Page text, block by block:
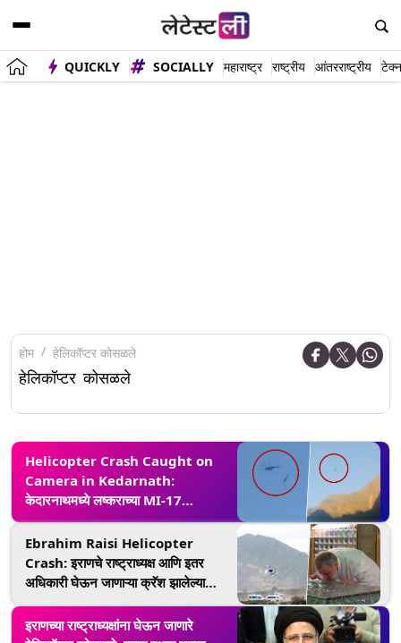
QUICKLY SOCIALLY महाराष्ट्र राष्ट्रीय आंतरराष्ट्रीय
होम हेलिकॉप्टर कोसळले
हेलिकॉप्टर कोसळले
Helicopter Crash Caught on
Camera in Kedarnath:
केदारनाथमध्ये लष्कराच्या MI-17
हेलिकॉप्टर कोसळले,अपघाताचा थरार
व्हिडिओ व्हायरल
Ebrahim Raisi Helicopter
Crash: इराणचे राष्ट्राध्यक्ष आणि इतर
अधिकारी घेऊन जाणाऱ्या क्रॅश झालेल्या
हेलिकॉप्टरचा शोध घेत असताना तीन बचाव
कर्मचारी बेपत्ता
इराणच्या राष्ट्राध्यक्षांना घेऊन जाणारे